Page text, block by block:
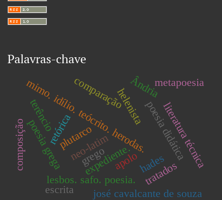
Palavras-chave
mimo. idílio. teócrito. herodas.
expediente.
lesbos. safo. poesia.
helenista
josé cavalcante de souza
poesia didática
neo-latim
retórica
apolohades
plutarco
poesia grega literatura técnica
tratados
composição
escrita
comparação Ândria
terêncio
metapoesia
grego